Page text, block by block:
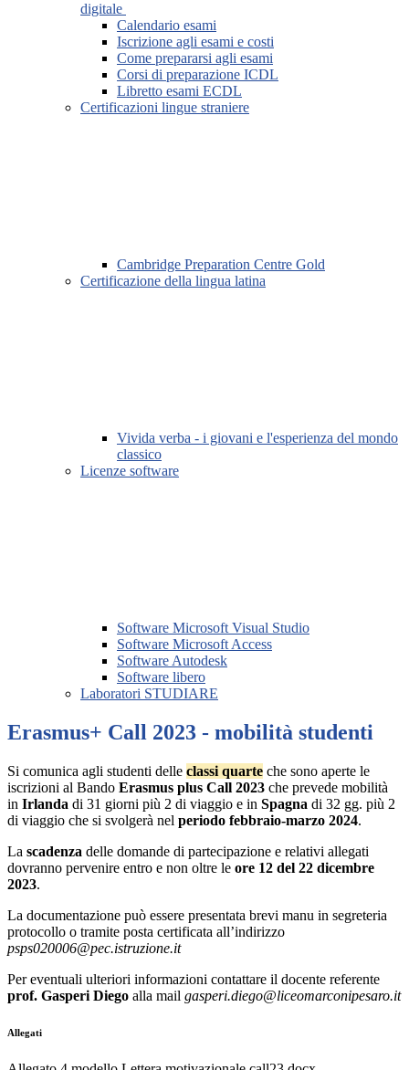
digitale
Calendario esami
Iscrizione agli esami e costi
Come prepararsi agli esami
Corsi di preparazione ICDL
Libretto esami ECDL
Certificazioni lingue straniere
Cambridge Preparation Centre Gold
Certificazione della lingua latina
Vivida verba - i giovani e l'esperienza del mondo
classico
Licenze software
Software Microsoft Visual Studio
Software Microsoft Access
Software Autodesk
Software libero
Laboratori STUDIARE
Erasmus+ Call 2023 - mobilità studenti
Si comunica agli studenti delle classi quarte che sono aperte le
iscrizioni al Bando Erasmus plus Call 2023 che prevede mobilità
in Irlanda di 31 giorni più 2 di viaggio e in Spagna di 32 gg. più 2
di viaggio che si svolgerà nel periodo febbraio-marzo 2024.
La scadenza delle domande di partecipazione e relativi allegati
dovranno pervenire entro e non oltre le ore 12 del 22 dicembre
2023.
La documentazione può essere presentata brevi manu in segreteria
protocollo o tramite posta certificata all’indirizzo
psps020006@pec.istruzione.it
Per eventuali ulteriori informazioni contattare il docente referente
prof. Gasperi Diego alla mail gasperi.diego@liceomarconipesaro.it
Allegati